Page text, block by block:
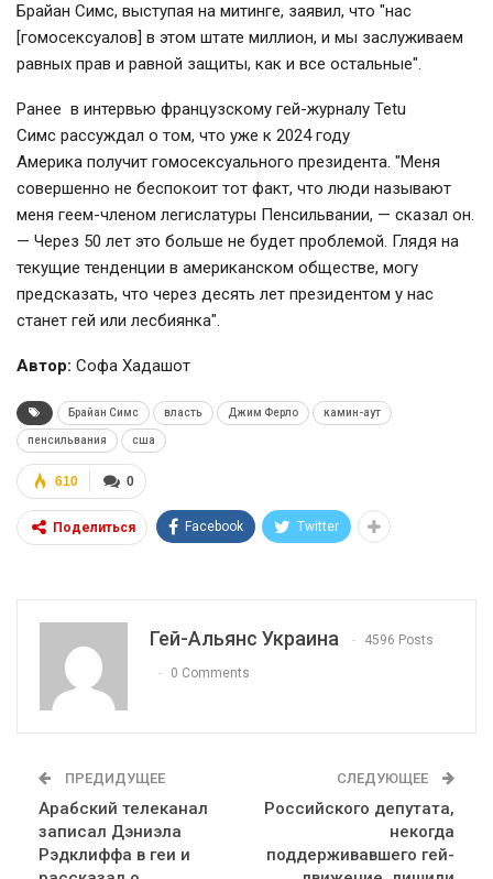
Брайан Симс, выступая на митинге, заявил, что "нас
[гомосексуалов] в этом штате миллион, и мы заслуживаем
равных прав и равной защиты, как и все остальные".
Ранее в интервью французскому гей-журналу Tetu
Симс рассуждал о том, что уже к 2024 году
Америка получит гомосексуального президента. "Меня
совершенно не беспокоит тот факт, что люди называют
меня геем-членом легислатуры Пенсильвании, — сказал он.
— Через 50 лет это больше не будет проблемой. Глядя на
текущие тенденции в американском обществе, могу
предсказать, что через десять лет президентом у нас
станет гей или лесбиянка".
Автор: Софа Хадашот
Брайан Симс власть Джим Ферло камин-аут
пенсильвания сша
0
610
Поделиться Facebook Twitter
Гей-Альянс Украина 4596 Posts
0 Comments
ПРЕДИДУЩЕЕ
Арабский телеканал
записал Дэниэла
Рэдклиффа в геи и
СЛЕДУЮЩЕЕ
Российского депутата,
некогда
поддерживавшего гей-